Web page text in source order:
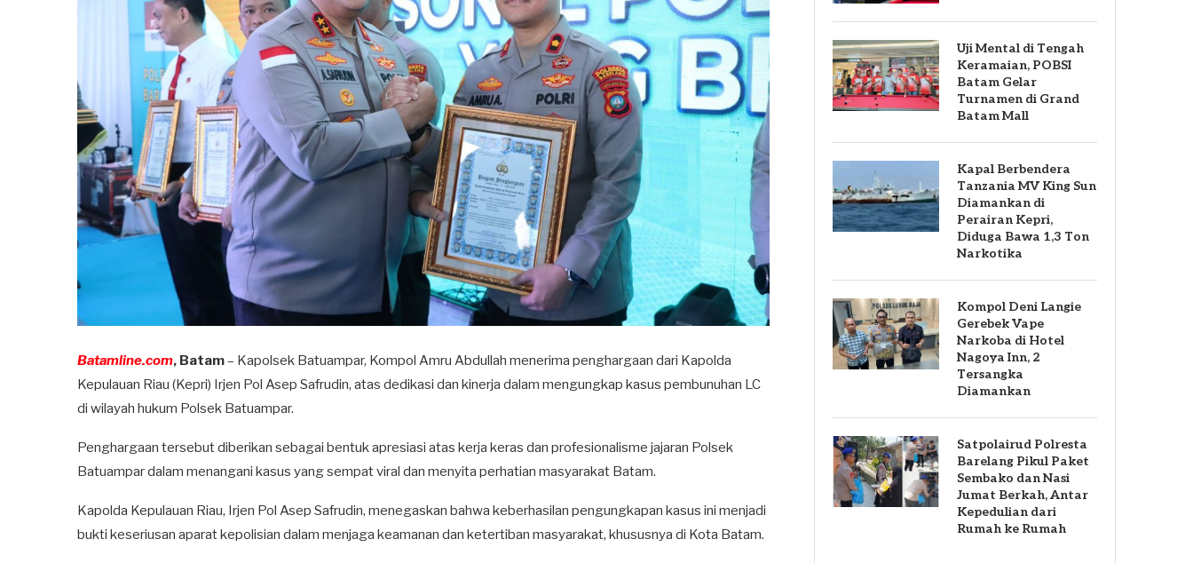
Batamline.com, Batam– Kapolsek Batuampar, Kompol Amru Abdullah menerima penghargaan dari Kapolda
Kepulauan Riau (Kepri) Irjen Pol Asep Safrudin, atas dedikasi dan kinerja dalam mengungkap kasus pembunuhan LC
di wilayah hukum Polsek Batuampar.
Penghargaan tersebut diberikan sebagai bentuk apresiasi atas kerja keras dan profesionalisme jajaran Polsek
Batuampar dalam menangani kasus yang sempat viral dan menyita perhatian masyarakat Batam.
Kapolda Kepulauan Riau, Irjen Pol Asep Safrudin, menegaskan bahwa keberhasilan pengungkapan kasus ini menjadi
bukti keseriusan aparat kepolisian dalam menjaga keamanan dan ketertiban masyarakat, khususnya di Kota Batam.
Uji Mental di Tengah
Keramaian, POBSI
Batam Gelar
Turnamen di Grand
Batam Mall
Kapal Berbendera
Tanzania MV King Sun
Diamankan di
Perairan Kepri,
Diduga Bawa 1,3 Ton
Narkotika
Kompol Deni Langie
Gerebek Vape
Narkoba di Hotel
Nagoya Inn, 2
Tersangka
Diamankan
Satpolairud Polresta
Barelang Pikul Paket
Sembako dan Nasi
Jumat Berkah, Antar
Kepedulian dari
Rumah ke Rumah